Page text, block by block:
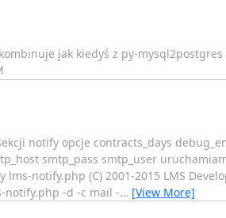
jak kiedyś z py-
notify opcje contracts_days
smtp_pass smtp_user
notify.php (C) 2001-2015 LMS
-d -c mail -… [View More]